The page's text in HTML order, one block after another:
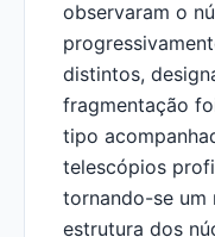
observaram o
distintos,
fragmentação
tipo
telescópios
tornando-se um
estrutura dos